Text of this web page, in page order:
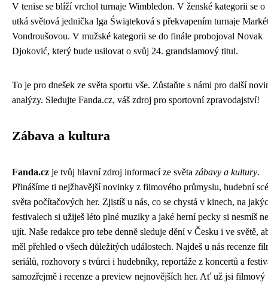
V tenise se blíží vrchol turnaje Wimbledon. V ženské kategorii se o
utká světová jednička Iga Świąteková s překvapením turnaje
Vondroušovou. V mužské kategorii se do finále probojoval Novak
Djoković, který bude usilovat o svůj 24. grandslamový titul.
To je pro dnešek ze světa sportu vše. Zůstaňte s námi pro další
analýzy. Sledujte Fanda.cz, váš zdroj pro sportovní zpravodajství!
Zábava a kultura
Fanda.cz je tvůj hlavní zdroj informací ze světa zábavy a kultury.
Přinášíme ti nejžhavější novinky z filmového průmyslu, hudební
světa počítačových her. Zjistíš u nás, co se chystá v kinech, na
festivalech si užiješ léto plné muziky a jaké herní pecky si nesmíš
ujít. Naše redakce pro tebe denně sleduje dění v Česku i ve světě,
měl přehled o všech důležitých událostech. Najdeš u nás recenze
seriálů, rozhovory s tvůrci i hudebníky, reportáže z koncertů a
samozřejmě i recenze a preview nejnovějších her. Ať už jsi filmový